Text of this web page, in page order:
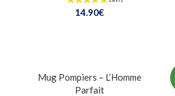
14.90€
Mug Pompiers – L’Homme
Parfait